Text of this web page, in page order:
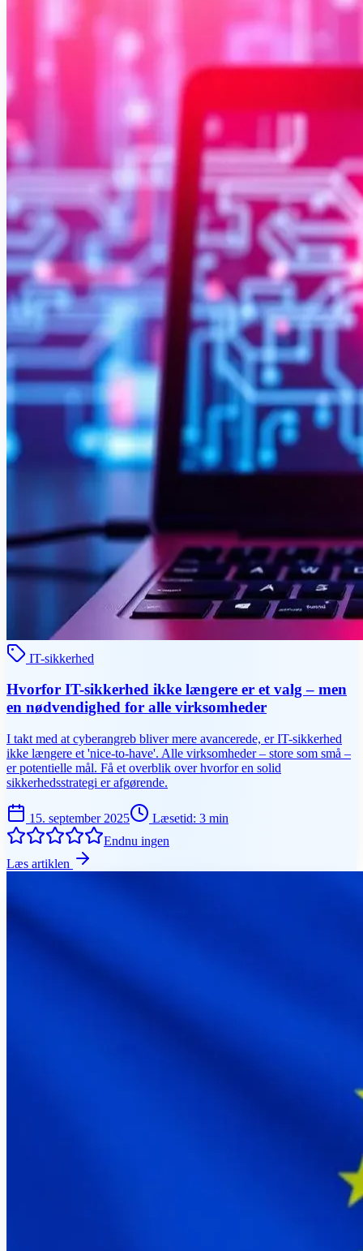
IT-sikkerhed
Hvorfor IT-sikkerhed ikke længere er et valg – men
en nødvendighed for alle virksomheder
I takt med at cyberangreb bliver mere avancerede, er IT-sikkerhed
ikke længere et 'nice-to-have'. Alle virksomheder – store som små –
er potentielle mål. Få et overblik over hvorfor en solid
sikkerhedsstrategi er afgørende.
15. september 2025 Læsetid: 3 min
Endnu ingen
Læs artiklen